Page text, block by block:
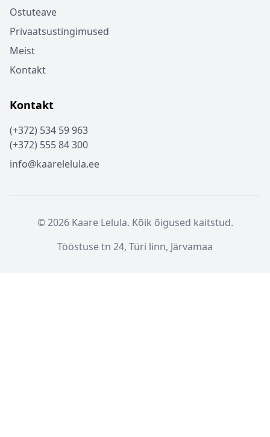
Ostuteave
Privaatsustingimused
Meist
Kontakt
Kontakt
(+372) 534 59 963
(+372) 555 84 300
info@kaarelelula.ee
© 2026 Kaare Lelula. Kõik õigused kaitstud.
Tööstuse tn 24, Türi linn, Järvamaa